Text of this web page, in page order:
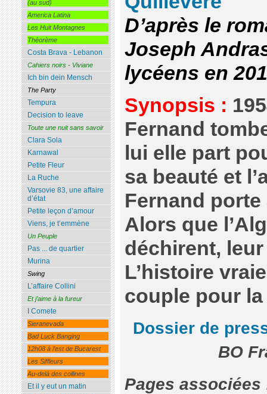
D’après le
Joseph
lycéens en
Synopsis :
Fernand
lui elle part
sa beauté et
Fernand
Alors que
déchirent,
L’histoire
couple pour
Dossier de
BO
Pages
(au sud)
America Latina
Les Huit Montagnes
Théorème
Costa Brava - Lebanon
Cahiers noirs - Viviane
Ich bin dein Mensch
The Party
Tempura
Decision to leave
Toute une nuit sans savoir
Clara Sola
Karnawal
Petite Fleur
La Ruche
Varsovie 83, une affaire
d’état
Petite leçon d’amour
Viens, je t’emmène
Un Peuple
Pas ... de quartier
Murina
Swing
L’affaire Collini
Et j’aime à la fureur
I Comete
Sieranevada
Bad Luck Banging
12h08 à l’est de Bucarest
Les Siffleurs
Au-delà des collines
Et il y eut un matin